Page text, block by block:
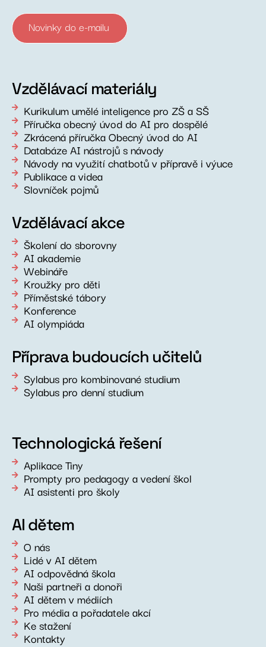
Novinky do e-mailu
Vzdělávací materiály
Kurikulum umělé inteligence pro ZŠ a SŠ
Příručka obecný úvod do AI pro dospělé
Zkrácená příručka Obecný úvod do AI
Databáze AI nástrojů s návody
Návody na využití chatbotů v přípravě i výuce
Publikace a videa
Slovníček pojmů
Vzdělávací akce
Školení do sborovny
AI akademie
Webináře
Kroužky pro děti
Příměstské tábory
Konference
AI olympiáda
Příprava budoucích učitelů
Sylabus pro kombinované studium
Sylabus pro denní studium
Technologická řešení
Aplikace Tiny
Prompty pro pedagogy a vedení škol
AI asistenti pro školy
AI dětem
O nás
Lidé v AI dětem
AI odpovědná škola
Naši partneři a donoři
AI dětem v médiích
Pro média a pořadatele akcí
Ke stažení
Kontakty